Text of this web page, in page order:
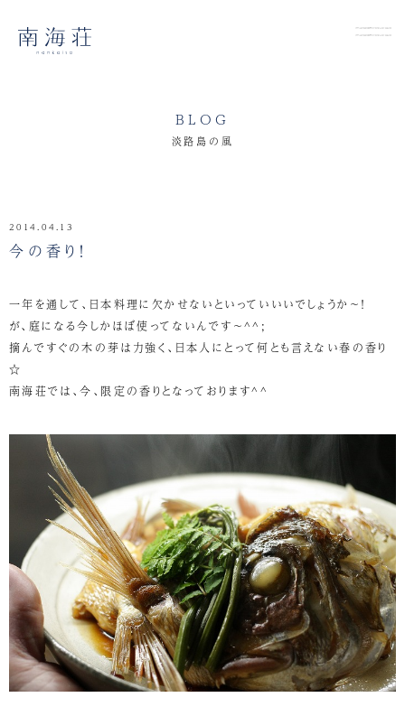
BLOG
淡路島の風
2014.04.13
今の香り！
一年を通して、日本料理に欠かせないといっていいいでしょうか～！
が、庭になる今しかほぼ使ってないんです～^^;
摘んですぐの木の芽は力強く、日本人にとって何とも言えない春の香り
☆
南海荘では、今、限定の香りとなっております^^